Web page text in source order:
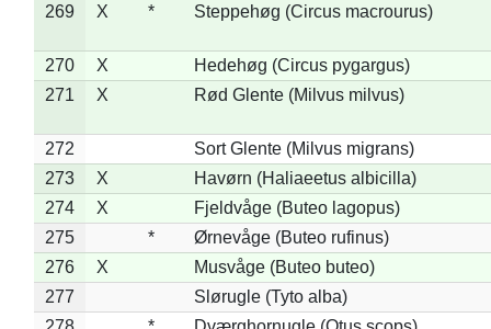
269
X * Steppehøg (Circus macrourus)
270 X
Hedehøg (Circus pygargus)
271
X Rød Glente (Milvus milvus)
272
Sort Glente (Milvus migrans)
273
X
Havørn (Haliaeetus albicilla)
274
X
Fjeldvåge (Buteo lagopus)
275
*
Ørnevåge (Buteo rufinus)
276
X
Musvåge (Buteo buteo)
277
Slørugle (Tyto alba)